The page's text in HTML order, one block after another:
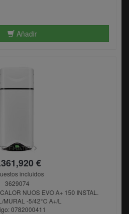
Añadir
€
incluidos
3629074
NUOS EVO A+ 150 INSTAL.
MURAL -5/42°C A+/L
0782000411